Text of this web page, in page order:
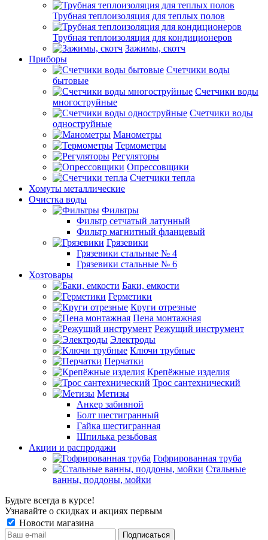
Трубная теплоизоляция для теплых полов
Трубная теплоизоляция для кондиционеров
Зажимы, скотч
Приборы
Счетчики воды
бытовые
Счетчики воды
многоструйные
Счетчики воды
одноструйные
Манометры
Термометры
Регуляторы
Опрессовщики
Счетчики тепла
Хомуты металлические
Очистка воды
Фильтры
Фильтр сетчатый латунный
Фильтр магнитный фланцевый
Грязевики
Грязевики стальные № 4
Грязевики стальные № 6
Хозтовары
Баки, емкости
Герметики
Круги отрезные
Пена монтажная
Режущий инструмент
Электроды
Ключи трубные
Перчатки
Крепёжные изделия
Трос сантехнический
Метизы
Анкер забивной
Болт шестигранный
Гайка шестигранная
Шпилька резьбовая
Акции и распродажи
Гофрированная труба
Стальные
ванны, поддоны, мойки
Будьте всегда в курсе!
Узнавайте о скидках и акциях первым
Новости магазина